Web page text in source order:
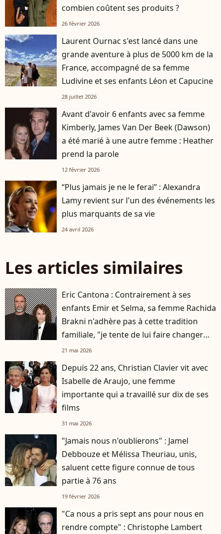
combien coûtent ses produits ?
26 février 2026
Laurent Ournac s'est lancé dans une
grande aventure à plus de 5000 km de la
France, accompagné de sa femme
Ludivine et ses enfants Léon et Capucine
28 juillet 2026
Avant d'avoir 6 enfants avec sa femme
Kimberly, James Van Der Beek (Dawson)
a été marié à une autre femme : Heather
prend la parole
12 février 2026
“Plus jamais je ne le ferai” : Alexandra
Lamy revient sur l'un des événements les
plus marquants de sa vie
24 avril 2026
Les articles similaires
Eric Cantona : Contrairement à ses
enfants Emir et Selma, sa femme Rachida
Brakni n'adhère pas à cette tradition
familiale, "je tente de lui faire changer
d'avis"
21 mai 2026
Depuis 22 ans, Christian Clavier vit avec
Isabelle de Araujo, une femme
importante qui a travaillé sur dix de ses
films
31 mai 2026
"Jamais nous n'oublierons" : Jamel
Debbouze et Mélissa Theuriau, unis,
saluent cette figure connue de tous
partie à 76 ans
19 février 2026
"Ca nous a pris sept ans pour nous en
rendre compte" : Christophe Lambert